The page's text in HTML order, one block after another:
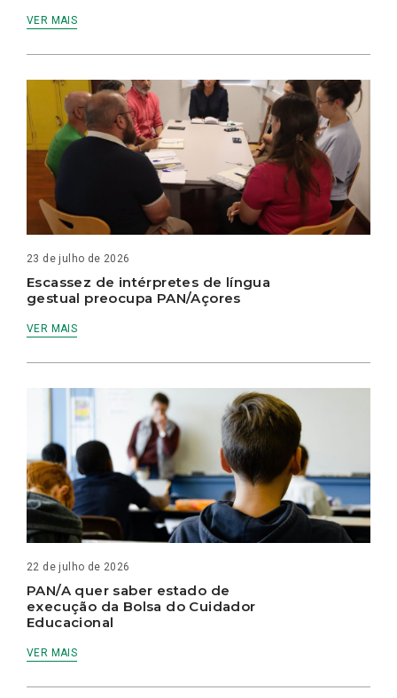
VER MAIS
23 de julho de 2026
Escassez de intérpretes de língua
gestual preocupa PAN/Açores
VER MAIS
22 de julho de 2026
PAN/A quer saber estado de
execução da Bolsa do Cuidador
Educacional
VER MAIS